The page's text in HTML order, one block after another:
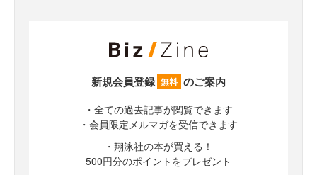
新規会員登録 無料 のご案内
・全ての過去記事が閲覧できます
・会員限定メルマガを受信できます
・翔泳社の本が買える！
500円分のポイントをプレゼント